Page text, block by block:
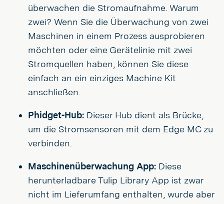
überwachen die Stromaufnahme. Warum
zwei? Wenn Sie die Überwachung von zwei
Maschinen in einem Prozess ausprobieren
möchten oder eine Gerätelinie mit zwei
Stromquellen haben, können Sie diese
einfach an ein einziges Machine Kit
anschließen.
Phidget-Hub: Dieser Hub dient als Brücke,
um die Stromsensoren mit dem Edge MC zu
verbinden.
Maschinenüberwachung App: Diese
herunterladbare Tulip Library App ist zwar
nicht im Lieferumfang enthalten, wurde aber